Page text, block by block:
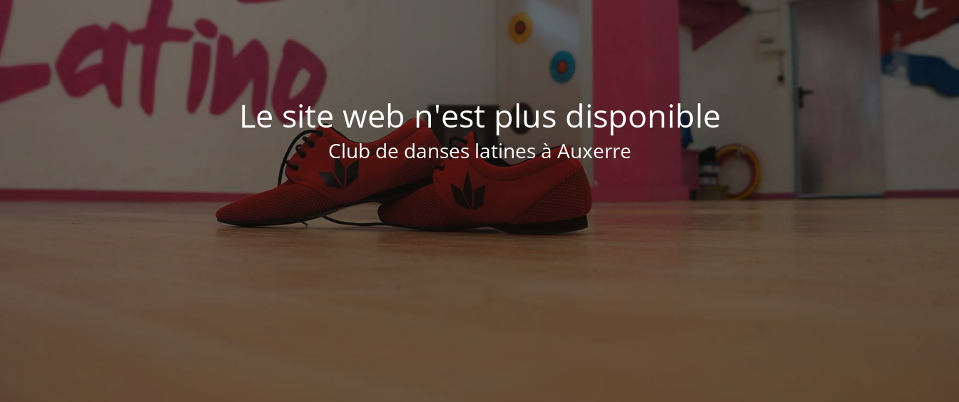
Le site web n'est plus disponible
Club de danses latines à Auxerre